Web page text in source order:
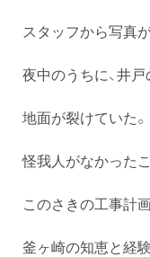
スタッフから写真
夜中のうちに、井
地面が裂けていた。
怪我人がなかった
このさきの工事計
釜ヶ崎の知恵と経